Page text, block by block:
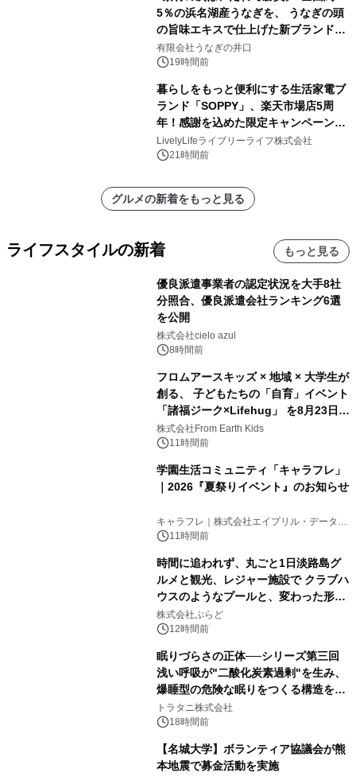
5％の浜名湖産うなぎを、 うなぎの頭
の旨味エキスで仕上げた新ブランド
「井口の誉」誕生
有限会社うなぎの井口
19時間前
暮らしをもっと便利にする生活家電ブ
ランド「SOPPY」、楽天市場店5周
年！感謝を込めた限定キャンペーンを
8月10日より開催
LivelyLifeライブリーライフ株式会社
21時間前
グルメの新着をもっと見る
ライフスタイルの新着 もっと見る
優良派遣事業者の認定状況を大手8社
分照合、優良派遣会社ランキング6選
を公開
株式会社cielo azul
8時間前
フロムアースキッズ × 地域 × 大学生が
創る、 子どもたちの「自育」イベント
「諸福ジーク×Lifehug」 を8月23日
(日)開催
株式会社From Earth Kids
11時間前
学園生活コミュニティ「キャラフレ」
｜2026『夏祭りイベント』のお知らせ
キャラフレ｜株式会社エイプリル・データ・
デザインズ
11時間前
時間に追われず、丸ごと1日淡路島グ
ルメと観光、レジャー施設で クラブハ
ウスのようなプールと、変わった形の
サウナも 「THE BOXY AWAJI」のお
得な素泊まり連泊プランで
株式会社ぷらど
12時間前
眠りづらさの正体──シリーズ第三回
浅い呼吸が"二酸化炭素過剰"を生み、
爆睡型の危険な眠りをつくる構造を解
説
トラタニ株式会社
18時間前
【名城大学】ボランティア協議会が熊
本地震で募金活動を実施